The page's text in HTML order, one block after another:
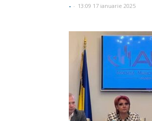
- - 13:09 17 ianuarie 2025